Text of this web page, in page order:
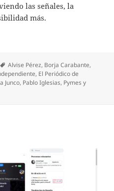
las señales, la
más.
Etiquetas
Alvise Pérez, Borja Carabante,
, El Periódico de
Junco, Pablo Iglesias, Pymes y